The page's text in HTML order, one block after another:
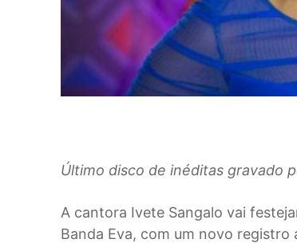
Último disco de inéditas gravado
A cantora Ivete Sangalo vai
Banda Eva, com um novo